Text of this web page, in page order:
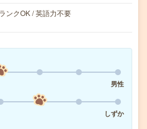
ンクOK / 英語力不要
男性
しずか